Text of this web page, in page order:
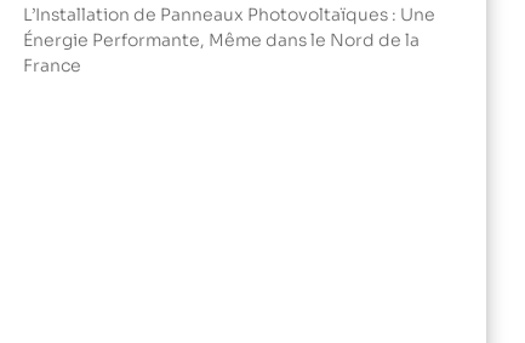
L’Installation de Panneaux Photovoltaïques : Une
Énergie Performante, Même dans le Nord de la
France